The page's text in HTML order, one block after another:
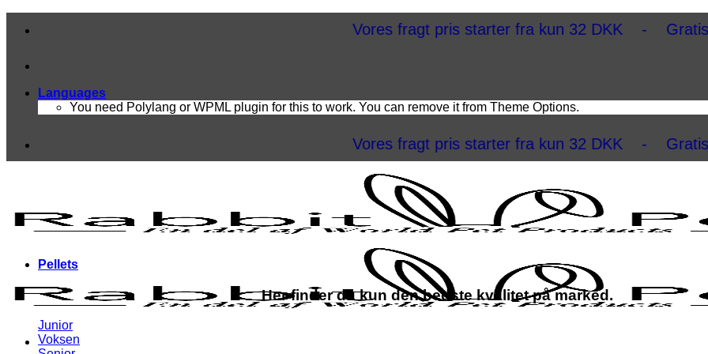
Vores fragt pris starter fra kun 32 DKK - Gratis fragt
Languages
You need Polylang or WPML plugin for this to work. You can remove it from Theme Options.
Vores fragt pris starter fra kun 32 DKK - Gratis fragt
Pellets
Her finder du kun den bedste kvalitet på marked.
Junior
Voksen